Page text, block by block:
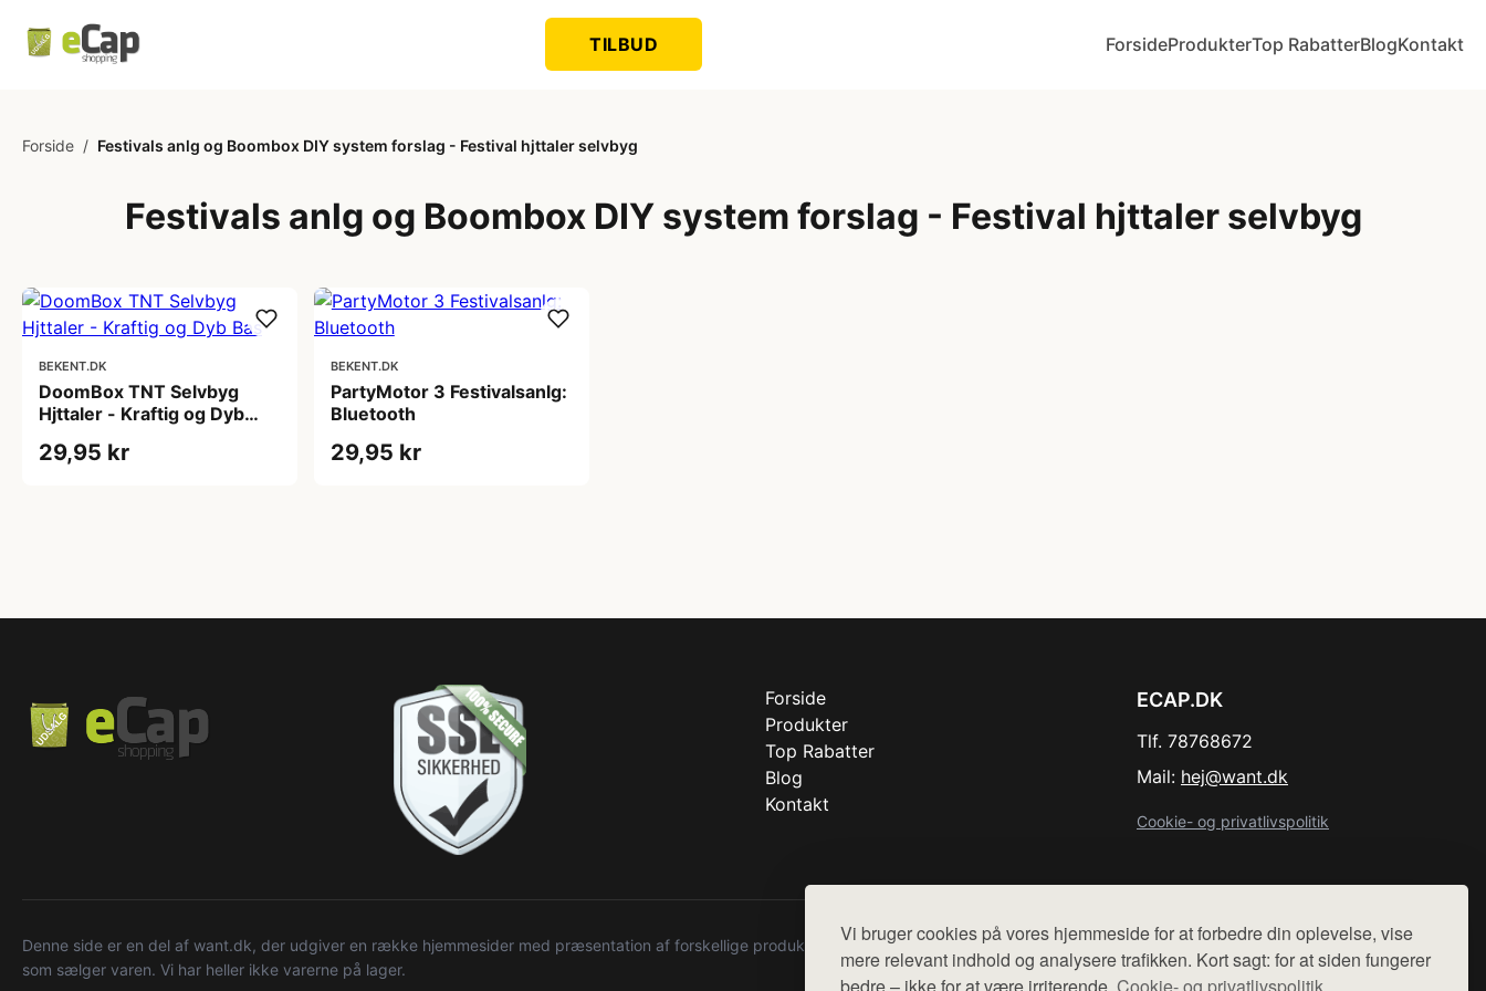
Vi bruger cookies på vores hjemmeside for at forbedre din oplevelse, vise
mere relevant indhold og analysere trafikken. Kort sagt: for at siden fungerer
TILBUD ForsideProdukterTop RabatterBlogKontakt
Forside / Festivals anlg og Boombox DIY system forslag - Festival hjttaler selvbyg
Festivals anlg og Boombox DIY system forslag - Festival hjttaler selvbyg
BEKENT.DK
DoomBox TNT Selvbyg
Hjttaler - Kraftig og Dyb
29,95 kr
BEKENT.DK
PartyMotor 3 Festivalsanlg:
Bluetooth
29,95 kr
Forside
Produkter
Top Rabatter
Blog
Kontakt
ECAP.DK
Tlf. 78768672
Mail: hej@want.dk
Cookie- og privatlivspolitik
Denne side er en del af want.dk, der udgiver en række hjemmesider med præsentation af forskellige produkter fra diverse webshops. Der sælges ikke varer fra denne side - vi henviser til de shops,
som sælger varen. Vi har heller ikke varerne på lager.